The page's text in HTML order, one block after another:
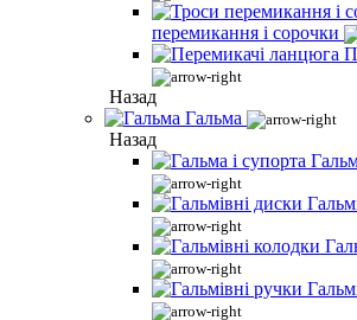
перемикання і сорочки
Назад
Гальма
Назад